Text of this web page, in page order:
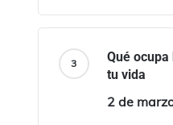
Qué
tu vida
2 de